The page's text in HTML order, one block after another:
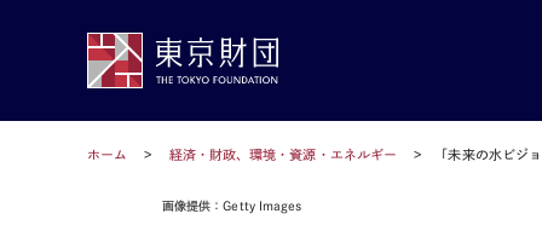
ホーム 経済・財政、環境・資源・エネルギー 「未来の水ビジ
画像提供：Getty Images